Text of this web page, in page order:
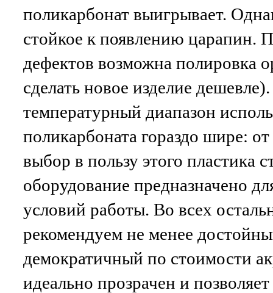
поликарбонат выигрывает.
стойкое к появлению царапин.
дефектов возможна полировка
сделать новое изделие
температурный диапазон
поликарбоната гораздо шире:
выбор в пользу этого пластика
оборудование предназначено
условий работы. Во всех
рекомендуем не менее
демократичный по стоимости
идеально прозрачен и